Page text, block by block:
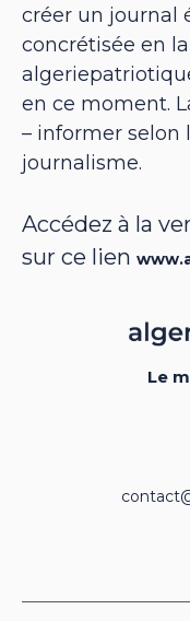
créer un journal
concrétisée en
en ce moment.
– informer selon
journalisme.
Accédez à la
sur ce lien
Le